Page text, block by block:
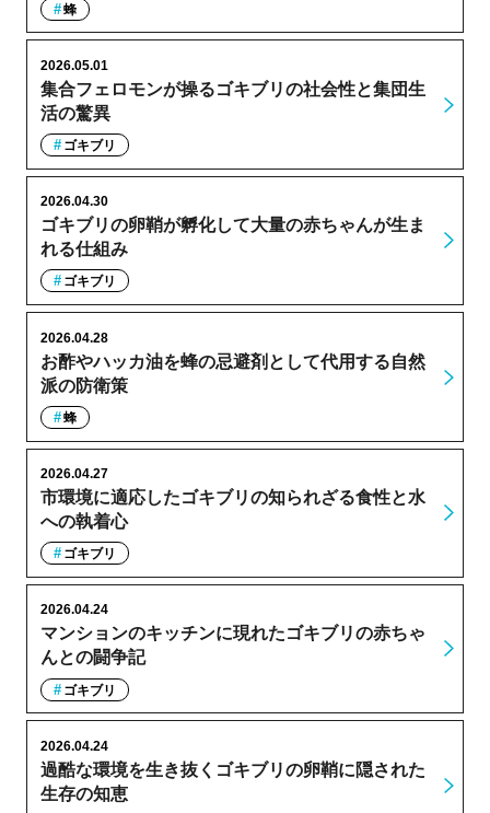
蜂
集合フェロモンが操るゴキブリの社会性と集団生
活の驚異
2026.05.01
ゴキブリ
ゴキブリの卵鞘が孵化して大量の赤ちゃんが生ま
れる仕組み
2026.04.30
ゴキブリ
お酢やハッカ油を蜂の忌避剤として代用する自然
派の防衛策
2026.04.28
蜂
市環境に適応したゴキブリの知られざる食性と水
への執着心
2026.04.27
ゴキブリ
マンションのキッチンに現れたゴキブリの赤ちゃ
んとの闘争記
2026.04.24
ゴキブリ
過酷な環境を生き抜くゴキブリの卵鞘に隠された
生存の知恵
2026.04.24